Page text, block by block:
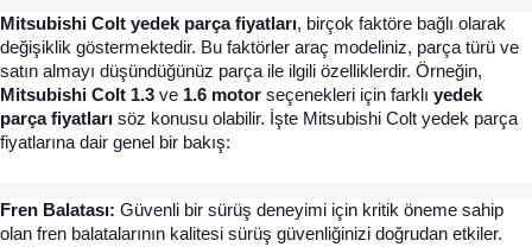
Mitsubishi Colt yedek parça fiyatları, birçok faktöre bağlı olarak
değişiklik göstermektedir. Bu faktörler araç modeliniz, parça türü ve
Mitsubishi Colt 1.3 ve 1.6 motor seçenekleri için farklı yedek
parça fiyatları söz konusu olabilir. İşte Mitsubishi Colt yedek parça
fiyatlarına dair genel bir bakış:
Fren Balatası: Güvenli bir sürüş deneyimi için kritik öneme sahip